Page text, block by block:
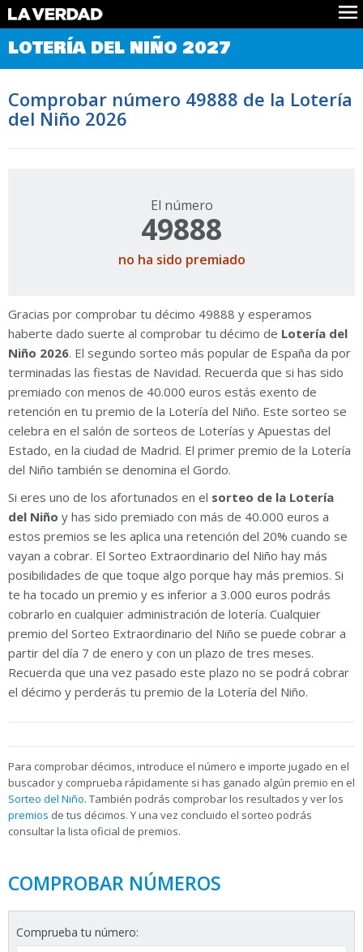
Comprobar Loteria del Niño
Premios
Noticias
Datos
Historia
LOTERÍA DEL NIÑO 2027
Comprobar número 49888 de la Lotería
del Niño 2026
El número
49888
no ha sido premiado
Gracias por comprobar tu décimo 49888 y esperamos
haberte dado suerte al comprobar tu décimo de Lotería del
Niño 2026. El segundo sorteo más popular de España da por
terminadas las fiestas de Navidad. Recuerda que si has sido
premiado con menos de 40.000 euros estás exento de
retención en tu premio de la Lotería del Niño. Este sorteo se
celebra en el salón de sorteos de Loterías y Apuestas del
Estado, en la ciudad de Madrid. El primer premio de la Lotería
del Niño también se denomina el Gordo.
Si eres uno de los afortunados en el sorteo de la Lotería
del Niño y has sido premiado con más de 40.000 euros a
estos premios se les aplica una retención del 20% cuando se
vayan a cobrar. El Sorteo Extraordinario del Niño hay más
posibilidades de que toque algo porque hay más premios. Si
te ha tocado un premio y es inferior a 3.000 euros podrás
cobrarlo en cualquier administración de lotería. Cualquier
premio del Sorteo Extraordinario del Niño se puede cobrar a
partir del día 7 de enero y con un plazo de tres meses.
Recuerda que una vez pasado este plazo no se podrá cobrar
el décimo y perderás tu premio de la Lotería del Niño.
Para comprobar décimos, introduce el número e importe jugado en el
buscador y comprueba rápidamente si has ganado algún premio en el
Sorteo del Niño. También podrás comprobar los resultados y ver los
premios de tus décimos. Y una vez concluido el sorteo podrás
consultar la lista oficial de premios.
COMPROBAR NÚMEROS
Comprueba tu número: